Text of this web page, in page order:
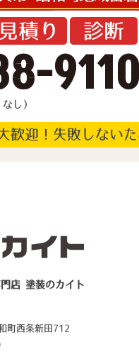
9110
し）
歓迎！失敗しない
店 塗装のカイト
町西条新田712